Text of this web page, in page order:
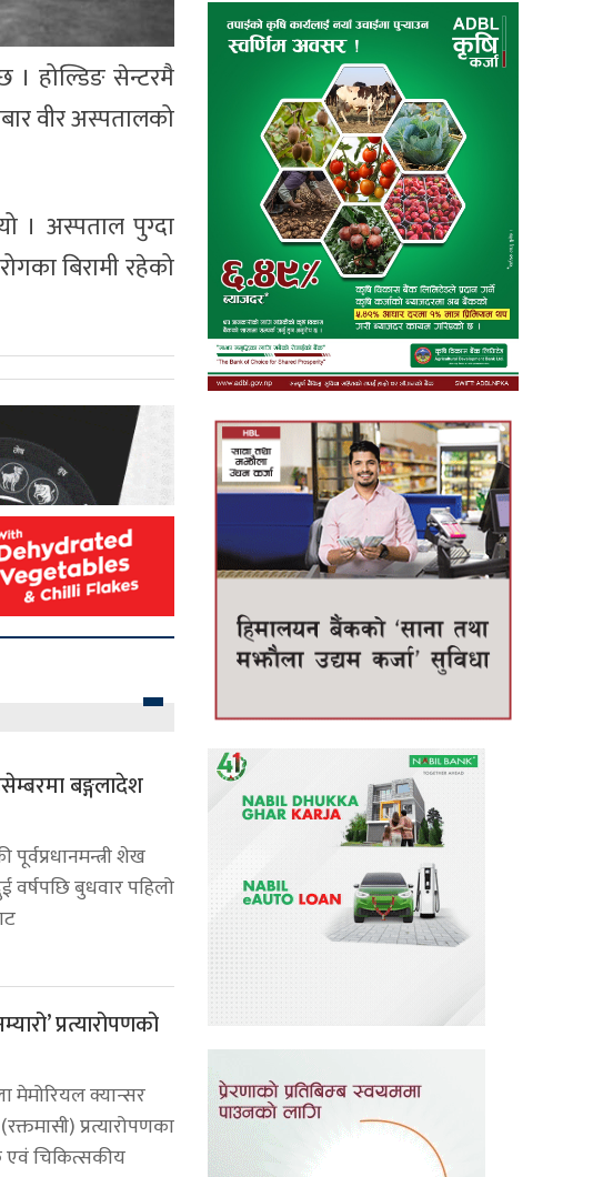
। होल्डिङ सेन्टरमै
वीर अस्पतालको
। अस्पताल पुग्दा
बिरामी रहेको
बङ्गलादेश
शेख
बुधवार पहिलो
प्रत्यारोपणको
मेमोरियल क्यान्सर
प्रत्यारोपणका
चिकित्सकीय